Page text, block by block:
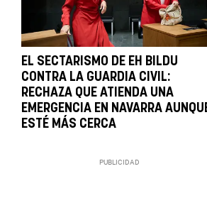
EL SECTARISMO DE EH BILDU
CONTRA LA GUARDIA CIVIL:
RECHAZA QUE ATIENDA UNA
EMERGENCIA EN NAVARRA
ESTÉ MÁS CERCA